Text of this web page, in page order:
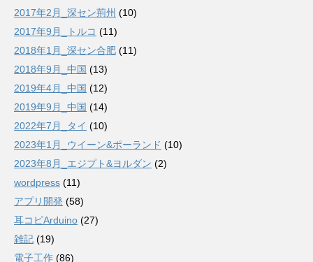
2017年2月_深セン荊州 (10)
2017年9月_トルコ (11)
2018年1月_深セン合肥 (11)
2018年9月_中国 (13)
2019年4月_中国 (12)
2019年9月_中国 (14)
2022年7月_タイ (10)
2023年1月_ウイーン&ポーランド (10)
2023年8月_エジプト&ヨルダン (2)
wordpress (11)
アプリ開発 (58)
耳コピArduino (27)
雑記 (19)
電子工作 (86)